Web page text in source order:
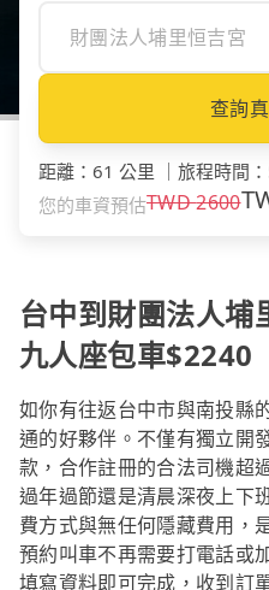
查詢
距離 ： 61 公里 旅程時間 ：
您的車資預估TWD2600
台中到財團法人
九人座包車$2240
如你有往返台中市與南投縣
通的好夥伴。不僅有獨立開
款，合作註冊的合法司機超
過年過節還是清晨深夜上下
費方式與無任何隱藏費用，
預約叫車不再需要打電話或
填寫資料即可完成，收到訂